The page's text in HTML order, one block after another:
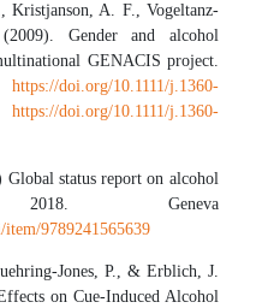
Kristjanson, A. F., Vogeltanz-
Gender and alcohol
GENACIS project.
https://doi.org/10.1111/j.1360-
https://doi.org/10.1111/j.1360-
status report on alcohol
Geneva
9789241565639
Jones, P., & Erblich, J.
on Cue-Induced Alcohol